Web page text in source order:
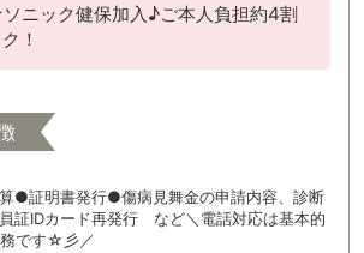
ニック健保加入♪ご本人負担約4割
！
●証明書発行●傷病見舞金の申請内容、診断
証IDカード再発行 など＼電話対応は基本的
です☆彡／